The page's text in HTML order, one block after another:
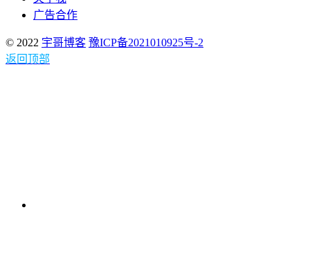
广告合作
© 2022 宇哥博客 豫ICP备2021010925号-2
返回顶部